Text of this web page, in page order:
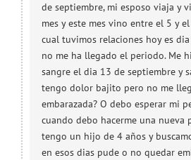
de septiembre, mi esposo viaja y
mes y este mes vino entre el 5 y
cual tuvimos relaciones hoy es
no me ha llegado el periodo. Me
sangre el dia 13 de septiembre y
tengo dolor bajito pero no me
embarazada? O debo esperar mi
cuando debo hacerme una nueva
tengo un hijo de 4 años y
en esos dias pude o no quedar